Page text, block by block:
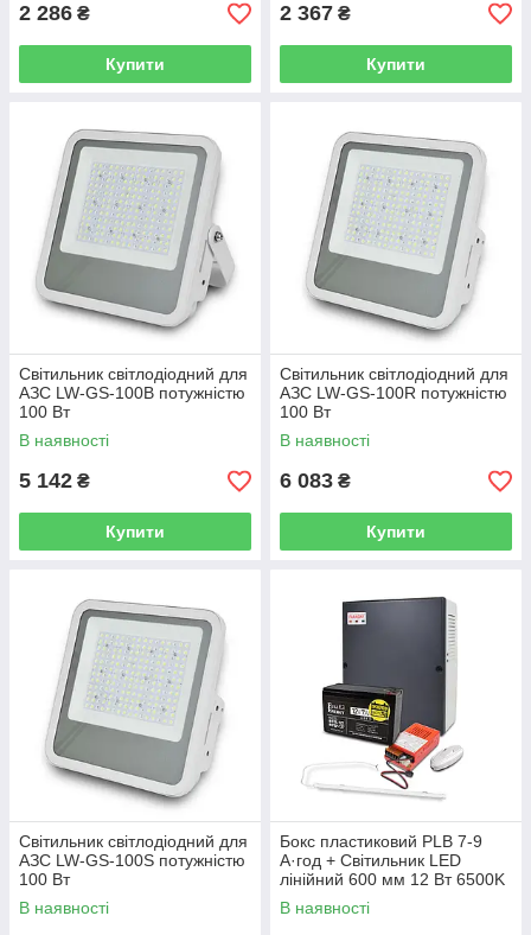
2 286 ₴
Купити
2 367 ₴
Купити
Світильник світлодіодний для
АЗС LW-GS-100B потужністю
100 Вт
В наявності
5 142 ₴
Купити
Світильник світлодіодний для
АЗС LW-GS-100R потужністю
100 Вт
В наявності
6 083 ₴
Купити
Світильник світлодіодний для
АЗС LW-GS-100S потужністю
100 Вт
В наявності
Бокс пластиковий PLB 7-9
А·год + Світильник LED
лінійний 600 мм 12 Вт 6500K
+ БП UPS 35W Smart ASCH
PL + FEP-127 + Перемикач
В наявності